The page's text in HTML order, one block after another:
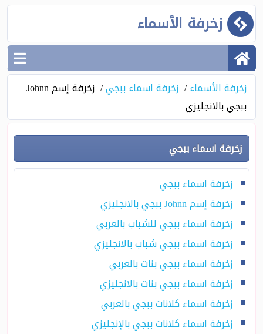
زخرفة الأسماء
زخرفة الأسماء زخرفة اسماء ببجي
زخرفة إسم Johnn
ببجي بالانجليزي
زخرفة اسماء ببجي
زخرفة اسماء ببجي
زخرفة إسم Johnn ببجي بالانجليزي
زخرفة اسماء ببجي للشباب بالعربي
زخرفة اسماء ببجي شباب بالانجليزي
زخرفة اسماء ببجي بنات بالعربي
زخرفة اسماء ببجي بنات بالانجليزي
زخرفة اسماء كلانات ببجي بالعربي
زخرفة اسماء كلانات ببجي بالإنجليزي